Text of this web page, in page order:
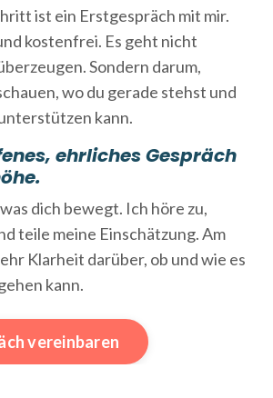
ist ein Erstgespräch mit mir.
kostenfrei. Es geht nicht
Sondern darum,
wo du gerade stehst und
kann.
ehrliches Gespräch
dich bewegt. Ich höre zu,
teile meine Einschätzung. Am
Klarheit darüber, ob und wie es
kann.
vereinbaren